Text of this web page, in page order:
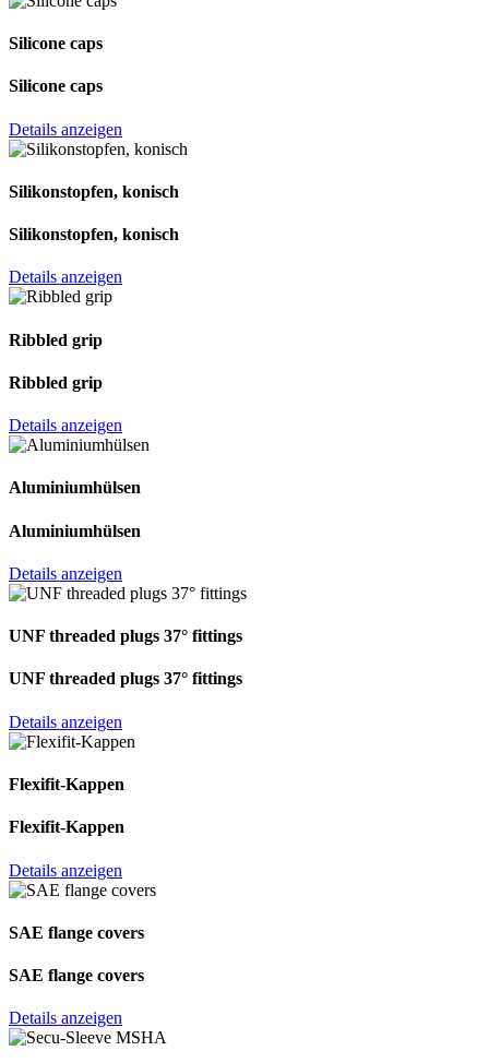
Silicone caps
Silicone caps
Details anzeigen
Silikonstopfen, konisch
Silikonstopfen, konisch
Details anzeigen
Ribbled grip
Ribbled grip
Details anzeigen
Aluminiumhülsen
Aluminiumhülsen
Details anzeigen
UNF threaded plugs 37° fittings
UNF threaded plugs 37° fittings
Details anzeigen
Flexifit-Kappen
Flexifit-Kappen
Details anzeigen
SAE flange covers
SAE flange covers
Details anzeigen